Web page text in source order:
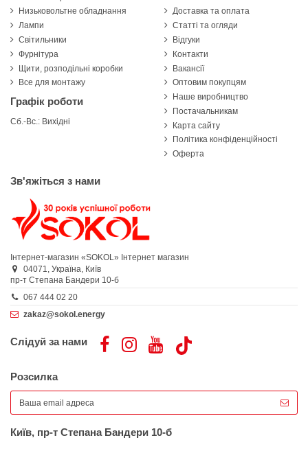
Низьковольтне обладнання
Лампи
Світильники
Фурнітура
Щити, розподільні коробки
Все для монтажу
Графік роботи
Сб.-Вс.: Вихідні
Доставка та оплата
Статті та огляди
Відгуки
Контакти
Вакансії
Оптовим покупцям
Наше виробництво
Постачальникам
Карта сайту
Політика конфіденційності
Оферта
Зв'яжіться з нами
Інтернет-магазин «SOKOL» Інтернет магазин
04071, Україна, Київ
пр-т Степана Бандери 10-б
067 444 02 20
zakaz@sokol.energy
Слідуй за нами
Розсилка
Київ, пр-т Степана Бандери 10-б